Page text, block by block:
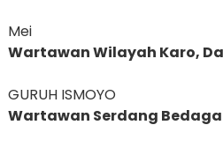
Mei
Wartawan Wilayah Karo,
GURUH ISMOYO
Wartawan Serdang